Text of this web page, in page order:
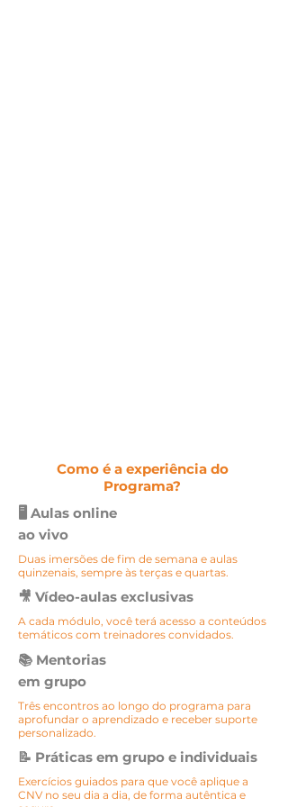
Como é a experiência do
Programa?
🖥️ Aulas online
ao vivo
Duas imersões de fim de semana e aulas
quinzenais, sempre às terças e quartas.
🎥 Vídeo-aulas exclusivas
A cada módulo, você terá acesso a conteúdos
temáticos com treinadores convidados.
📚 Mentorias
em grupo
Três encontros ao longo do programa para
aprofundar o aprendizado e receber suporte
personalizado.
📝 Práticas em grupo e individuais
Exercícios guiados para que você aplique a
CNV no seu dia a dia, de forma autêntica e